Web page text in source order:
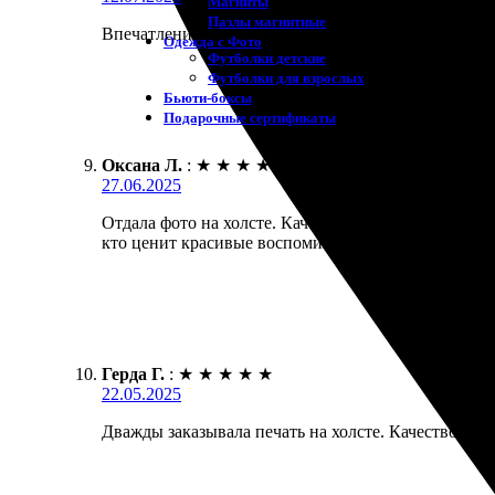
Пазлы магнитные
Одежда с Фото
Футболки детские
Футболки для взрослых
Бьюти-боксы
Подарочные сертификаты
Впечатления. Отличное качество работы.
Оксана Л. : ★ ★ ★ ★
27.06.2025
Отдала фото на холсте. Качество отличное, цвета
кто ценит красивые воспоминания.
Герда Г. : ★ ★ ★ ★ ★
22.05.2025
Дважды заказывала печать на холсте. Качество